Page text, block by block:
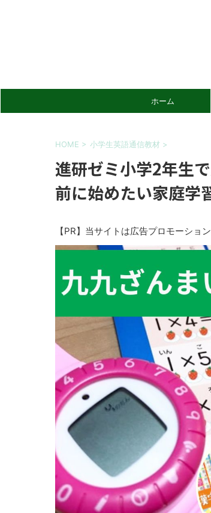
ホーム
HOME > 小学生英語通信教材 >
進研ゼミ小学2年生
前に始めたい家庭学
【PR】当サイトは広告プロモーショ